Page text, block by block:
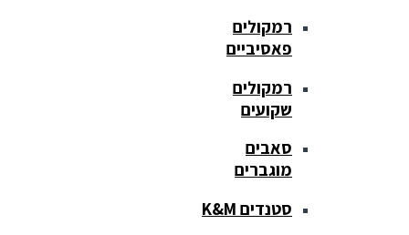
רמקולים
פאסיביים
רמקולים
שקועים
סאבים
מוגברים
סטנדים K&M